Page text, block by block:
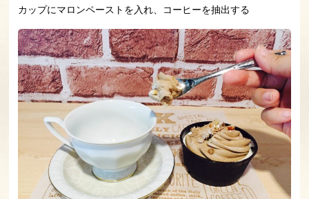
カップにマロンペーストを入れ、コーヒーを抽出する